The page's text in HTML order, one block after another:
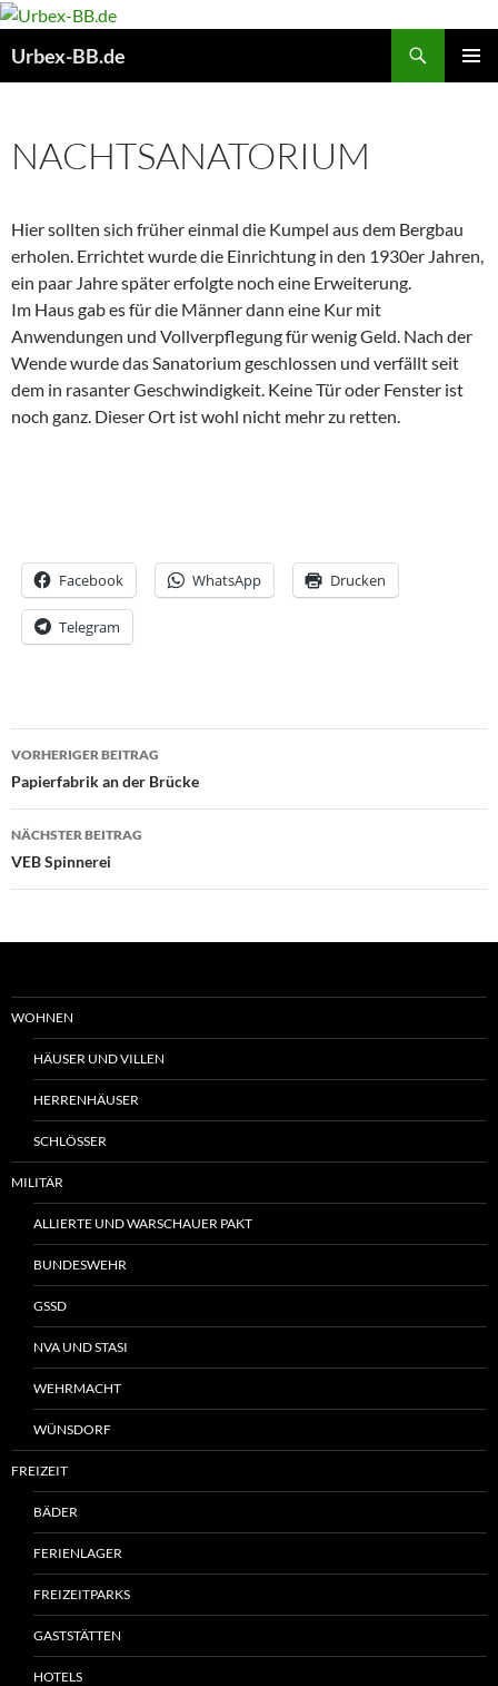
Urbex-BB.de
NACHTSANATORIUM
Hier sollten sich früher einmal die Kumpel aus dem Bergbau
erholen. Errichtet wurde die Einrichtung in den 1930er Jahren,
ein paar Jahre später erfolgte noch eine Erweiterung.
Im Haus gab es für die Männer dann eine Kur mit
Anwendungen und Vollverpflegung für wenig Geld. Nach der
Wende wurde das Sanatorium geschlossen und verfällt seit
dem in rasanter Geschwindigkeit. Keine Tür oder Fenster ist
noch ganz. Dieser Ort ist wohl nicht mehr zu retten.
Facebook WhatsApp Drucken
Telegram
Beitrags-
Navigation
VORHERIGER BEITRAG
Papierfabrik an der Brücke
NÄCHSTER BEITRAG
VEB Spinnerei
WOHNEN
HÄUSER UND VILLEN
HERRENHÄUSER
SCHLÖSSER
MILITÄR
ALLIERTE UND WARSCHAUER PAKT
BUNDESWEHR
GSSD
NVA UND STASI
WEHRMACHT
WÜNSDORF
FREIZEIT
BÄDER
FERIENLAGER
FREIZEITPARKS
GASTSTÄTTEN
HOTELS